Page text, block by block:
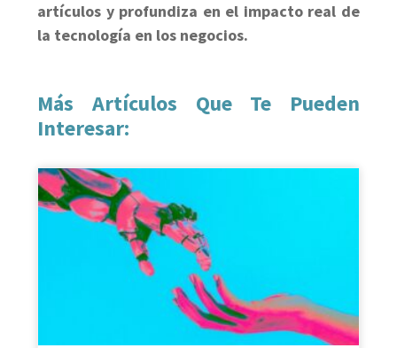
artículos y profundiza en el impacto real de
la tecnología en los negocios.
Más Artículos Que Te Pueden
Interesar: